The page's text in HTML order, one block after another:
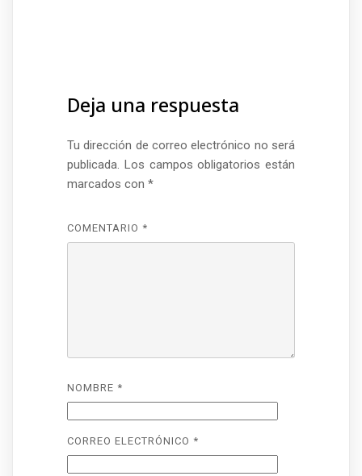
Deja una respuesta
Tu dirección de correo electrónico no será
publicada. Los campos obligatorios están
marcados con *
COMENTARIO *
NOMBRE *
CORREO ELECTRÓNICO *